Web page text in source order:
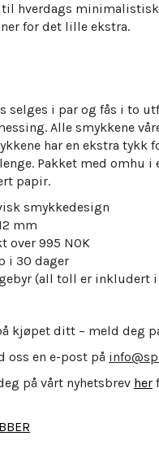
til hverdags
for det lille ekstra.
selges i par og fås i to
Alle smykkene
har en ekstra tykk
Pakket med omhu i
papir.
smykkedesign
mm
over 995 NOK
i 30 dager
(all toll er inkludert i
kjøpet ditt – meld deg
oss en e-post på
på vårt nyhetsbrev her